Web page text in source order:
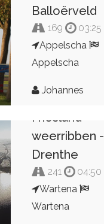
Balloërveld
169
03:25
Appelscha
Appelscha
Johannes
Friesland -
weerribben -
Drenthe
241
04:50
Wartena
Wartena